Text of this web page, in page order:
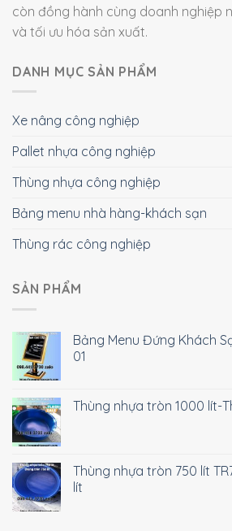
còn đồng hành cùng doanh nghiệp
và tối ưu hóa sản xuất.
DANH MỤC SẢN PHẨM
Xe nâng công nghiệp
Pallet nhựa công nghiệp
Thùng nhựa công nghiệp
Bảng menu nhà hàng-khách sạn
Thùng rác công nghiệp
SẢN PHẨM
Bảng Menu Đứng Khách
01
Thùng nhựa tròn 1000 lít-
Thùng nhựa tròn 750 lít
lít